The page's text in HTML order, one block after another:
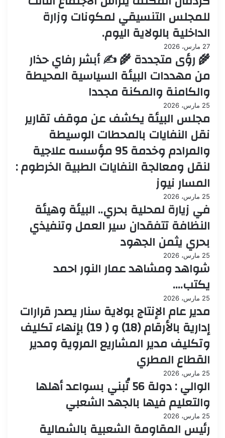
للمجلس التنسيقي لمكونات وزارة
الداخلية بالولاية اليوم.
27 مارس، 2026
🌾 رؤى متجددة 🌾 ✍️ أبشر رفاي حذار
من مهددات البيئة السياسية المحيطة
والكامنة والمكنة مجددا
25 مارس، 2026
مجلس البيئة يكشف عن موقف تقارير
نقل النفايات بالمحطات الوسيطة
والمرادم وخدمة 95 مؤسسه علاجية
لنقل ومعالجة النفايات الطبية الخرطوم :
المسار نيوز
25 مارس، 2026
في زيارة لمحلية بحري.. البيئة وهيئة
النظافة تتفقدان سير العمل وتنفيذي
بحري يثمن الجهود
25 مارس، 2026
شواهد ومشاهد عمار النور احمد
يكتب….
25 مارس، 2026
مدير عام الإنتاج بولاية سنار يصدر قرارات
إدارية بالأرقام (18) و ( 19) بإنهاء تكليف
وتكليف مدير المشاريع المروية ومدير
القطاع المطري
25 مارس، 2026
الوالي : دولة 56 تُبني بسواعد أهلها
والتعليم فيها بالجهد الشعبي
25 مارس، 2026
رئيس المقاومة الشعبية بالشمالية